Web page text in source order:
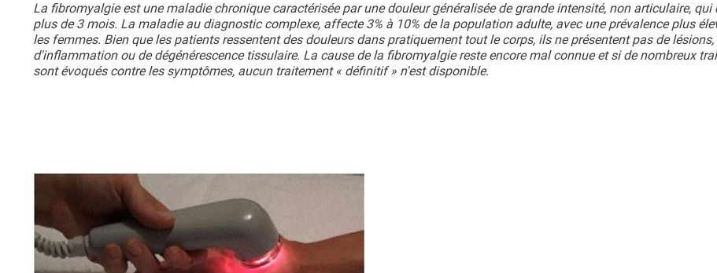
La fibromyalgie est une maladie chronique caractérisée par une douleur généralisée de grande intensité, non articulaire, qui
plus de 3 mois. La maladie au diagnostic complexe, affecte 3% à 10% de la population adulte, avec une prévalence plus
les femmes. Bien que les patients ressentent des douleurs dans pratiquement tout le corps, ils ne présentent pas de lésions,
d'inflammation ou de dégénérescence tissulaire. La cause de la fibromyalgie reste encore mal connue et si de nombreux
sont évoqués contre les symptômes, aucun traitement « définitif » n'est disponible.